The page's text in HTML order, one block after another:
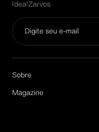
Idea!Zarvos
Email*
Sobre
Magazine